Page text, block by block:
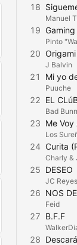
18
Manuel
19 Gaming
Pinto
20 Origami
J Balvin
21 Mi yo
Puuche
22 EL
Bad
23 Me Voy
Los
24
Charly &
25 DESEO
JC Reyes
26 NOS
Feid
27 B.F.F
28 Descará